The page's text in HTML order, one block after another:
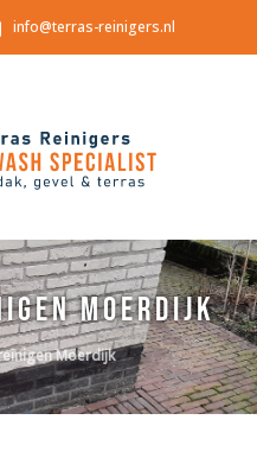
info@terras-reinigers.nl
Moerdijk
Moerdijk